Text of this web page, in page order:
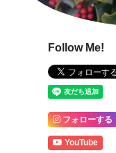
Follow Me!
フォローする
YouTube